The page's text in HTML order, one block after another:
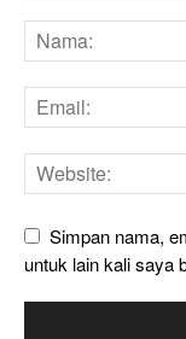
Simpan nama,
untuk lain kali saya